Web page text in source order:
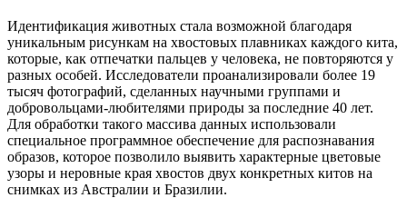
Идентификация животных стала возможной благодаря
уникальным рисункам на хвостовых плавниках каждого кита,
которые, как отпечатки пальцев у человека, не повторяются у
разных особей. Исследователи проанализировали более 19
тысяч фотографий, сделанных научными группами и
добровольцами-любителями природы за последние 40 лет.
Для обработки такого массива данных использовали
специальное программное обеспечение для распознавания
образов, которое позволило выявить характерные цветовые
узоры и неровные края хвостов двух конкретных китов на
снимках из Австралии и Бразилии.